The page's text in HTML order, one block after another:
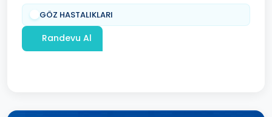
GÖZ HASTALIKLARI
Randevu Al